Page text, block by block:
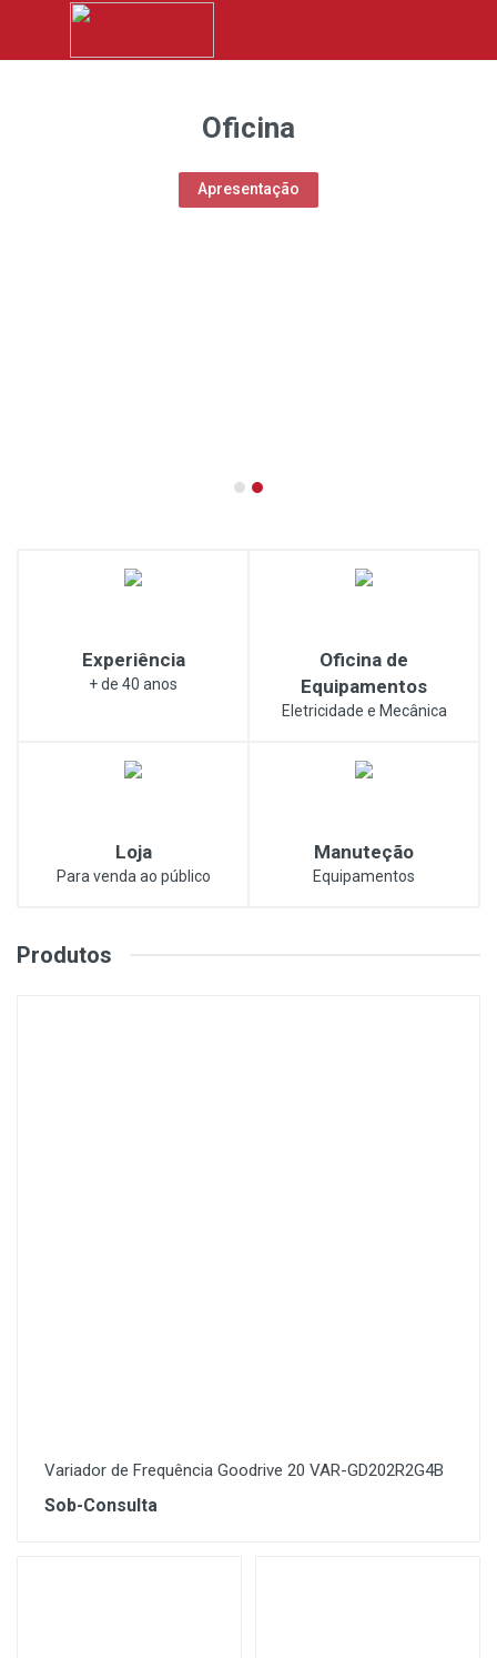
Oficina
Apresentação
Experiência
+ de 40 anos
Oficina de
Equipamentos
Eletricidade e Mecânica
Loja
Para venda ao público
Manuteção
Equipamentos
Produtos
Variador de Frequência Goodrive 20 VAR-GD202R2G4B
Sob-Consulta